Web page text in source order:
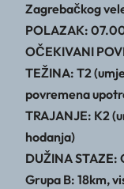
Zagrebačkog
POLAZAK:
OČEKIVANI
TEŽINA: T2
povremena
TRAJANJE: K2
hodanja)
DUŽINA STAZE:
Grupa B: 18km,